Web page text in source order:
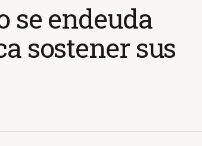
se endeuda
sostener sus